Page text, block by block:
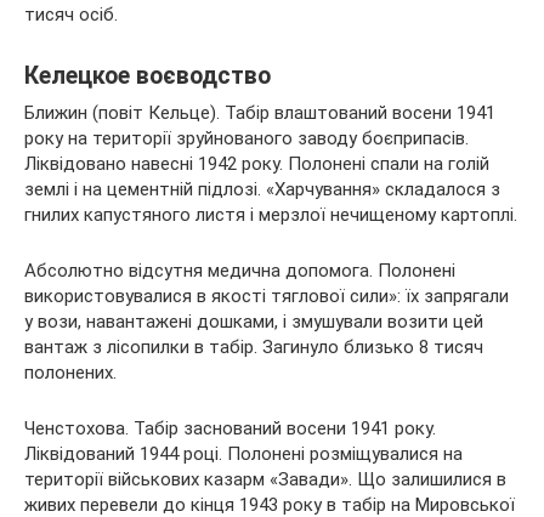
тисяч осіб.
Келецкое воєводство
Ближин (повіт Кельце). Табір влаштований восени 1941
року на території зруйнованого заводу боєприпасів.
Ліквідовано навесні 1942 року. Полонені спали на голій
землі і на цементній підлозі. «Харчування» складалося з
гнилих капустяного листя і мерзлої нечищеному картоплі.
Абсолютно відсутня медична допомога. Полонені
використовувалися в якості тяглової сили»: їх запрягали
у вози, навантажені дошками, і змушували возити цей
вантаж з лісопилки в табір. Загинуло близько 8 тисяч
полонених.
Ченстохова. Табір заснований восени 1941 року.
Ліквідований 1944 році. Полонені розміщувалися на
території військових казарм «Завади». Що залишилися в
живих перевели до кінця 1943 року в табір на Мировської